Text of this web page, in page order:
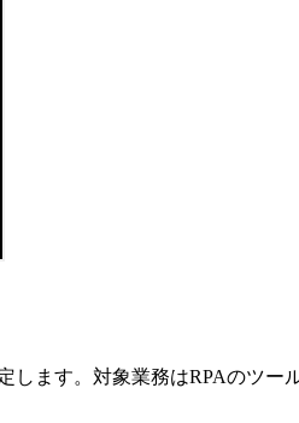
ます。対象業務はRPAのツ